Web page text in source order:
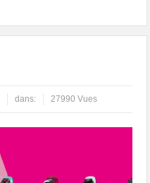
dans: 27990 Vues